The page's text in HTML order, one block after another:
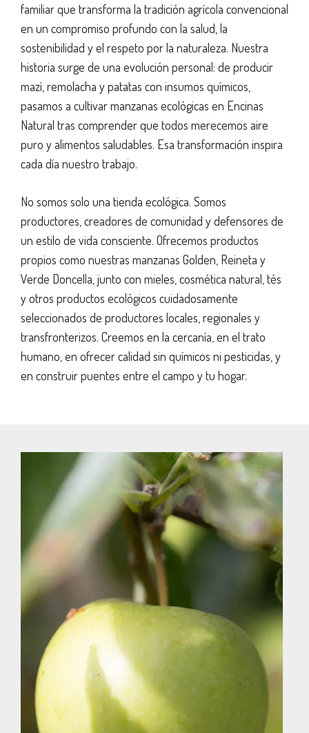
familiar que transforma la tradición agrícola convencional
en un compromiso profundo con la salud, la
sostenibilidad y el respeto por la naturaleza. Nuestra
historia surge de una evolución personal: de producir
mazí, remolacha y patatas con insumos químicos,
pasamos a cultivar manzanas ecológicas en Encinas
Natural tras comprender que todos merecemos aire
puro y alimentos saludables. Esa transformación inspira
cada día nuestro trabajo.
No somos solo una tienda ecológica. Somos
productores, creadores de comunidad y defensores de
un estilo de vida consciente. Ofrecemos productos
propios como nuestras manzanas Golden, Reineta y
Verde Doncella, junto con mieles, cosmética natural, tés
y otros productos ecológicos cuidadosamente
seleccionados de productores locales, regionales y
transfronterizos. Creemos en la cercanía, en el trato
humano, en ofrecer calidad sin químicos ni pesticidas, y
en construir puentes entre el campo y tu hogar.